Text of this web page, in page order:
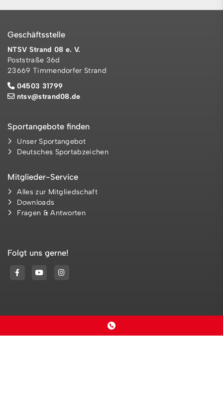
Geschäftsstelle
NTSV Strand 08 e. V.
Poststraße 36d
23669 Timmendorfer Strand
04503 31799
ntsv@strand08.de
Sportangebote finden
Unser Sportangebot
Deutsches Sportabzeichen
Mitglieder-Service
Alles zur Mitgliedschaft
Downloads
Fragen & Antworten
Folgt uns gerne!